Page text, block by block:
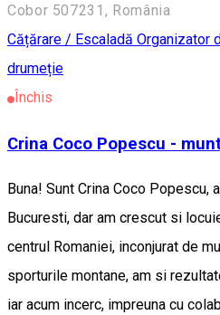
Cobor 507231, România
Cățărare / Escaladă Organizator
drumeție
Închis
Crina Coco Popescu -
Buna! Sunt Crina Coco Popescu,
Bucuresti, dar am crescut si
centrul Romaniei, inconjurat de
sporturile montane, am si
iar acum incerc, impreuna cu